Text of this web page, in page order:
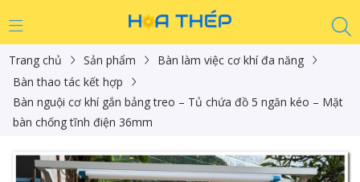
Trang chủ Sản phẩm
Bàn làm việc cơ khí đa năng
Bàn thao tác kết hợp
Bàn nguội cơ khí gắn bảng treo – Tủ chứa đồ 5 ngăn kéo – Mặt
bàn chống tĩnh điện 36mm